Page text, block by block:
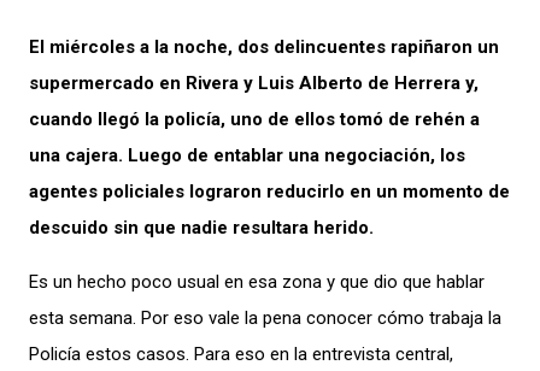
El miércoles a la noche, dos delincuentes rapiñaron un
supermercado en Rivera y Luis Alberto de Herrera y,
cuando llegó la policía, uno de ellos tomó de rehén a
una cajera. Luego de entablar una negociación, los
agentes policiales lograron reducirlo en un momento de
descuido sin que nadie resultara herido.
Es un hecho poco usual en esa zona y que dio que hablar
esta semana. Por eso vale la pena conocer cómo trabaja la
Policía estos casos. Para eso en la entrevista central,